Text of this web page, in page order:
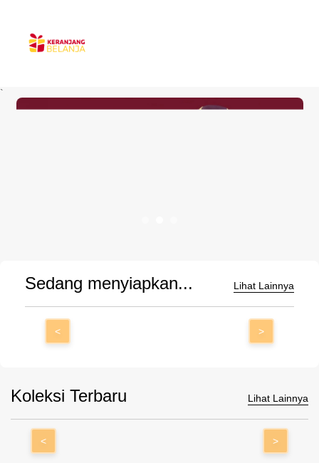
`
Sedang menyiapkan... Lihat Lainnya
< >
Koleksi Terbaru Lihat Lainnya
< >